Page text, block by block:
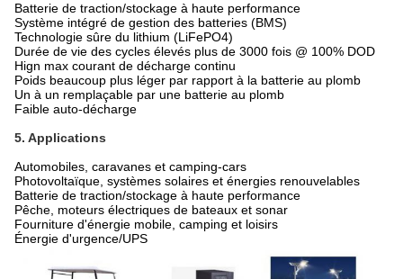
Batterie de traction/stockage à haute performance
Système intégré de gestion des batteries (BMS)
Technologie sûre du lithium (LiFePO4)
Durée de vie des cycles élevés plus de 3000 fois @ 100% DOD
Hign max courant de décharge continu
Poids beaucoup plus léger par rapport à la batterie au plomb
Un à un remplaçable par une batterie au plomb
Faible auto-décharge
5. Applications
Automobiles, caravanes et camping-cars
Photovoltaïque, systèmes solaires et énergies renouvelables
Batterie de traction/stockage à haute performance
Pêche, moteurs électriques de bateaux et sonar
Fourniture d'énergie mobile, camping et loisirs
Énergie d'urgence/UPS